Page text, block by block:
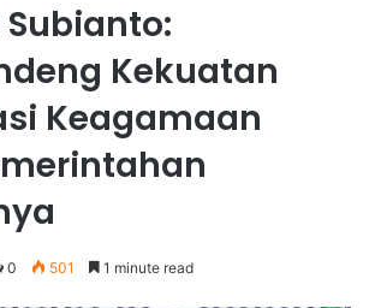
Kekuatan
Keagamaan
0 501 1 minute read